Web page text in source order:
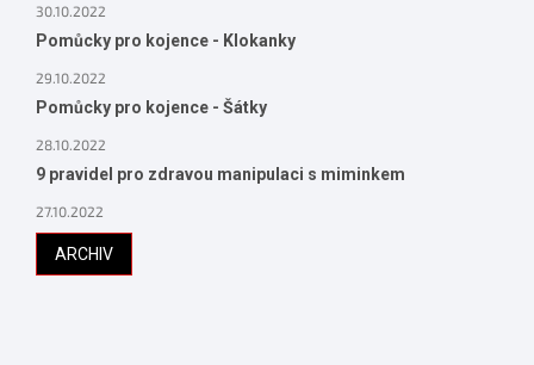
30.10.2022
Pomůcky pro kojence - Klokanky
29.10.2022
Pomůcky pro kojence - Šátky
28.10.2022
9 pravidel pro zdravou manipulaci s miminkem
27.10.2022
ARCHIV